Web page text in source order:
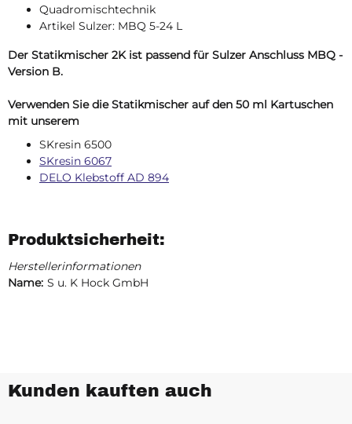
Quadromischtechnik
Artikel Sulzer: MBQ 5-24 L
Der Statikmischer 2K ist passend für Sulzer Anschluss MBQ -
Version B.
Verwenden Sie die Statikmischer auf den 50 ml Kartuschen
mit unserem
SKresin 6500
SKresin 6067
DELO Klebstoff AD 894
Produktsicherheit:
Herstellerinformationen
Name: S u. K Hock GmbH
Kunden kauften auch